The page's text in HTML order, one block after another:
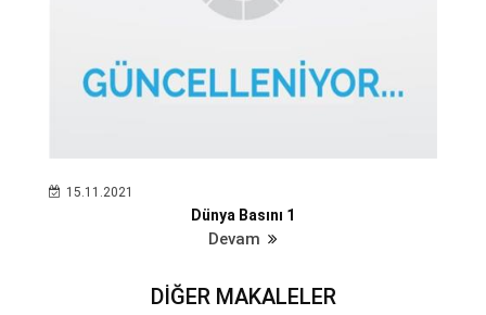
15.11.2021
Dünya Basını 1
Devam
DİĞER MAKALELER